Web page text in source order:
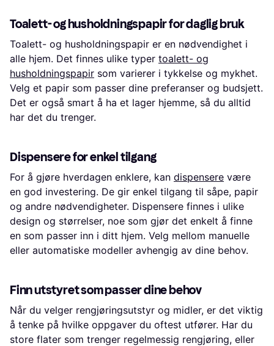
Toalett- og husholdningspapir for daglig bruk
Toalett- og husholdningspapir er en nødvendighet i
alle hjem. Det finnes ulike typer toalett- og
husholdningspapir som varierer i tykkelse og mykhet.
Velg et papir som passer dine preferanser og budsjett.
Det er også smart å ha et lager hjemme, så du alltid
har det du trenger.
Dispensere for enkel tilgang
For å gjøre hverdagen enklere, kan dispensere være
en god investering. De gir enkel tilgang til såpe, papir
og andre nødvendigheter. Dispensere finnes i ulike
design og størrelser, noe som gjør det enkelt å finne
en som passer inn i ditt hjem. Velg mellom manuelle
eller automatiske modeller avhengig av dine behov.
Finn utstyret som passer dine behov
Når du velger rengjøringsutstyr og midler, er det viktig
å tenke på hvilke oppgaver du oftest utfører. Har du
store flater som trenger regelmessig rengjøring, eller